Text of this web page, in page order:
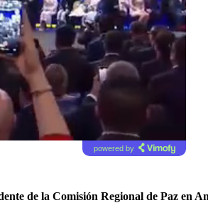
powered by
de la Comisión Regional de Paz en